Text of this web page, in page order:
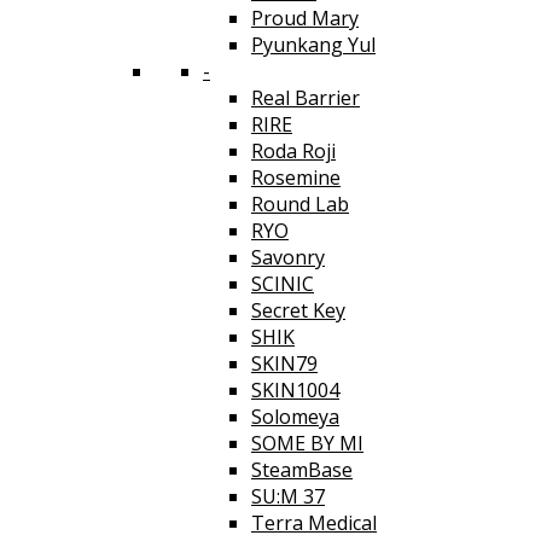
Proud Mary
Pyunkang Yul
-
Real Barrier
RIRE
Roda Roji
Rosemine
Round Lab
RYO
Savonry
SCINIC
Secret Key
SHIK
SKIN79
SKIN1004
Solomeya
SOME BY MI
SteamBase
SU:M 37
Terra Medical